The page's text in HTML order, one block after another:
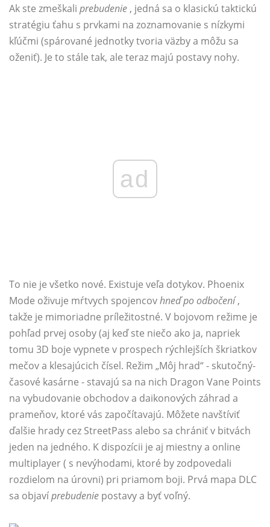
Ak ste zmeškali prebudenie , jedná sa o klasickú taktickú
stratégiu ťahu s prvkami na zoznamovanie s nízkymi
kľúčmi (spárované jednotky tvoria väzby a môžu sa
oženiť). Je to stále tak, ale teraz majú postavy nohy.
ad
To nie je všetko nové. Existuje veľa dotykov. Phoenix
Mode oživuje mŕtvych spojencovhneď po odbočení,
takže je mimoriadne príležitostné. V bojovom režime je
pohľad prvej osoby (aj keď ste niečo ako ja, napriek
tomu 3D boje vypnete v prospech rýchlejších škriatkov
mečov a klesajúcich čísel. Režim „Môj hrad“ - skutočný-
časové kasárne - stavajú sa na nich Dragon Vane Points
na vybudovanie obchodov a daikonových záhrad a
prameňov, ktoré vás započítavajú. Môžete navštíviť
ďalšie hrady cez StreetPass alebo sa chrániť v bitvách
jeden na jedného. K dispozícii je aj miestny a online
multiplayer ( s nevýhodami, ktoré by zodpovedali
rozdielom na úrovni) pri priamom boji. Prvá mapa DLC
sa objavíprebudenie postavy a byť voľný.